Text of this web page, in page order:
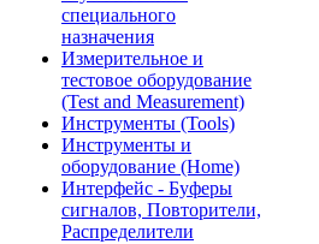
специального
назначения
Измерительное и
тестовое оборудование
(Test and Measurement)
Инструменты (Tools)
Инструменты и
оборудование (Home)
Интерфейс - Буферы
сигналов, Повторители,
Распределители